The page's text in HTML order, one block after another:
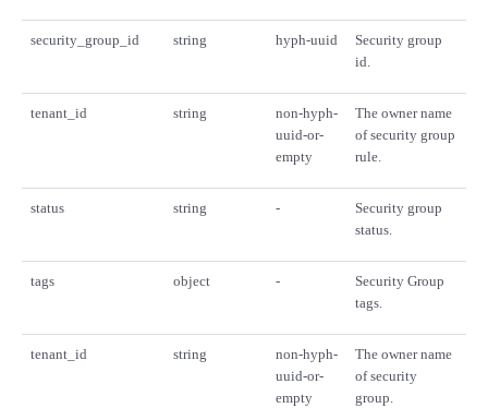
security_group_id string hyph-uuid
Security group
id.
tenant_id string
non-hyph-
uuid-or-
empty
The owner name
of security group
rule.
status string -
Security group
status.
tags object -
Security Group
tags.
tenant_id string
non-hyph-
uuid-or-
empty
The owner name
of security
group.